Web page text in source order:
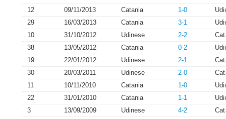
12
09/11/2013 Catania 1-0
29
16/03/2013 Catania 3-1
10
31/10/2012 Udinese 2-2
38
13/05/2012 Catania 0-2
19
22/01/2012 Udinese 2-1
30
20/03/2011 Udinese 2-0
11
10/11/2010 Catania 1-0
22
31/01/2010 Catania 1-1
3
13/09/2009 Udinese 4-2